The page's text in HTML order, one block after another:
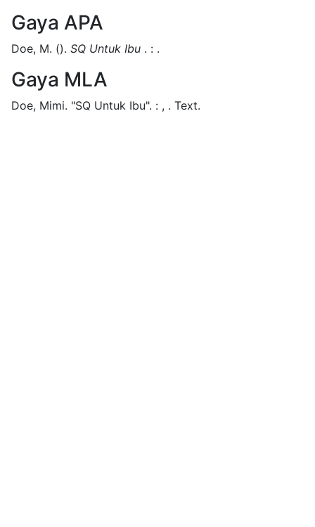
Gaya APA
Doe, M. (). SQ Untuk Ibu . : .
Gaya MLA
Doe, Mimi. "SQ Untuk Ibu". : , . Text.